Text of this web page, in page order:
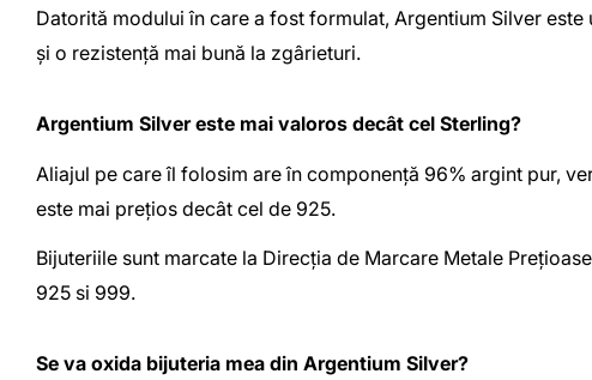
Datorită modului în care a fost formulat, Argentium Silver
și o rezistență mai bună la zgârieturi.
Argentium Silver este mai valoros decât cel Sterling?
Aliajul pe care îl folosim are în componență 96% argint pur,
este mai prețios decât cel de 925.
Bijuteriile sunt marcate la Direcția de Marcare Metale
925 si 999.
Se va oxida bijuteria mea din Argentium Silver?